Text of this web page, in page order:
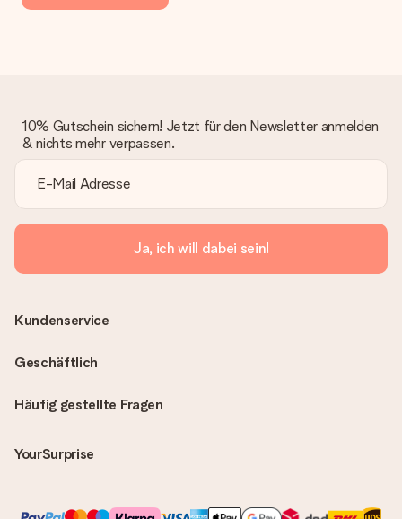
10% Gutschein sichern! Jetzt für den Newsletter anmelden
& nichts mehr verpassen.
Ja, ich will dabei sein!
Häufig gestellte Fragen
YourSurprise
Kundenservice
Geschäftlich